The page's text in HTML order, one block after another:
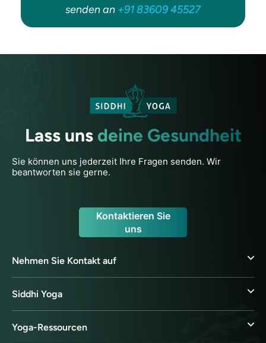
senden an +91 83609 45527
Lass uns deine Gesundheit
Sie können uns jederzeit Ihre Fragen senden. Wir
beantworten sie gerne.
Kontaktieren Sie
uns
Nehmen Sie Kontakt auf
Siddhi Yoga
Yoga-Ressourcen